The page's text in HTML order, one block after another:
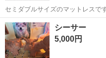
セミダブルサイズのマットレスで
長さ：約197cm ・厚さ：約12cm
100% ・中材：コイルスプリング
較的きれいな...
沖縄 那覇市 美栄橋駅
シーサー
5,000円